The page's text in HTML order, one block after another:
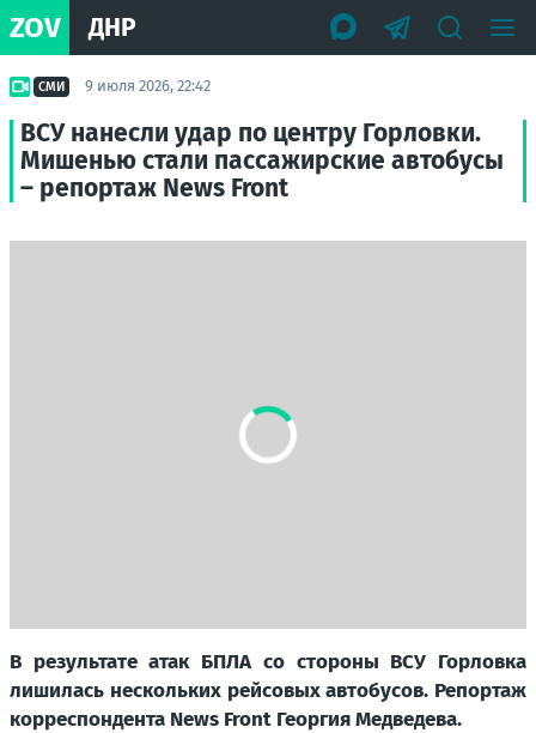
ZOV ДНР
СМИ 9 июля 2026, 22:42
ВСУ нанесли удар по центру Горловки.
Мишенью стали пассажирские автобусы
– репортаж News Front
В резуль­та­те атак БПЛА со сто­ро­ны ВСУ Гор­лов­ка
лиши­лась несколь­ких рей­со­вых авто­бу­сов. Репор­таж
кор­ре­спон­ден­та News Front Геор­гия Мед­ве­де­ва.